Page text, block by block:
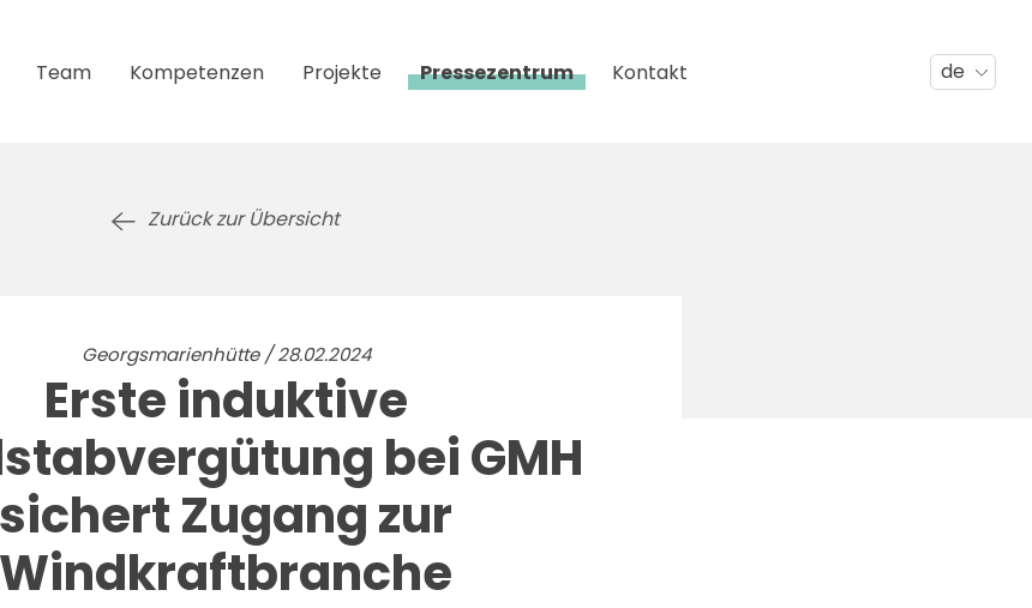
Team Kompetenzen Projekte Pressezentrum Kontakt de
Zurück zur Übersicht
Georgsmarienhütte / 28.02.2024
Erste induktive
bei GMH
sichert Zugang zur
Windkraftbranche